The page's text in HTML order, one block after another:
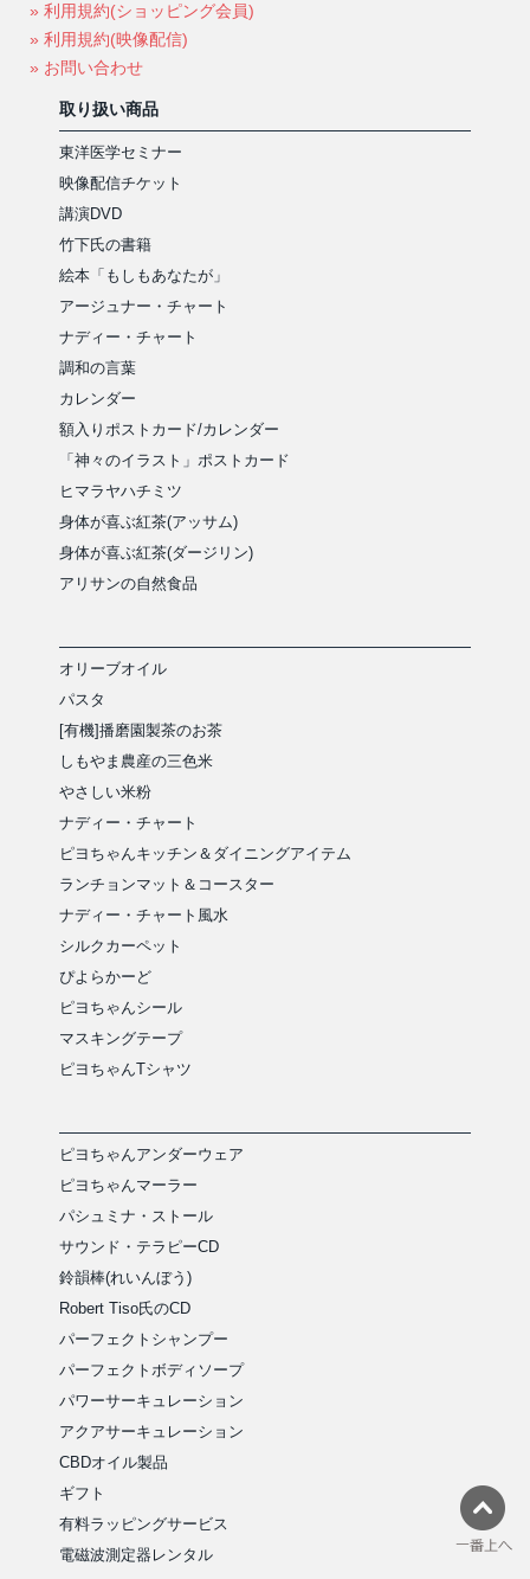
» 利用規約(ショッピング会員)
» 利用規約(映像配信)
» お問い合わせ
取り扱い商品
東洋医学セミナー
映像配信チケット
講演DVD
竹下氏の書籍
絵本「もしもあなたが」
アージュナー・チャート
ナディー・チャート
調和の言葉
カレンダー
額入りポストカード/カレンダー
「神々のイラスト」ポストカード
ヒマラヤハチミツ
身体が喜ぶ紅茶(アッサム)
身体が喜ぶ紅茶(ダージリン)
アリサンの自然食品
オリーブオイル
パスタ
[有機]播磨園製茶のお茶
しもやま農産の三色米
やさしい米粉
ナディー・チャート
ピヨちゃんキッチン＆ダイニングアイテム
ランチョンマット＆コースター
ナディー・チャート風水
シルクカーペット
ぴよらかーど
ピヨちゃんシール
マスキングテープ
ピヨちゃんTシャツ
ピヨちゃんアンダーウェア
ピヨちゃんマーラー
パシュミナ・ストール
サウンド・テラピーCD
鈴韻棒(れいんぼう)
Robert Tiso氏のCD
パーフェクトシャンプー
パーフェクトボディソープ
パワーサーキュレーション
アクアサーキュレーション
CBDオイル製品
ギフト
有料ラッピングサービス
電磁波測定器レンタル